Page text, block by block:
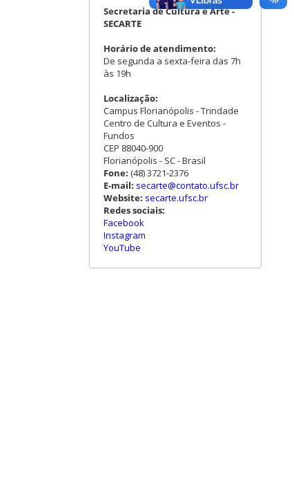
Secretaria de Cultura e Arte -
SECARTE
Horário de atendimento:
De segunda a sexta-feira das 7h
às 19h
Localização:
Campus Florianópolis - Trindade
Centro de Cultura e Eventos -
Fundos
CEP 88040-900
Florianópolis - SC - Brasil
Fone: (48) 3721-2376
E-mail: secarte@contato.ufsc.br
Website: secarte.ufsc.br
Redes sociais:
Facebook
Instagram
YouTube